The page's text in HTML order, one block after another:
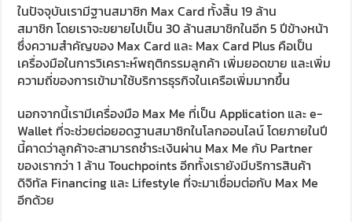
ในปัจจุบันเรามีฐานสมาชิก Max Card ทั้งสิ้น 19 ล้าน
สมาชิกโดยเราจะขยายไปเป็น 30 ล้านสมาชิกในอีก 5 ปีข้างหน้า
ซึ่งความสำคัญของ Max Card และ Max Card Plus คือเป็น
เครื่องมือในการวิเคราะห์พฤติกรรมลูกค้า เพิ่มยอดขาย และเพิ่ม
ความถี่ของการเข้ามาใช้บริการธุรกิจในเครือเพิ่มมากขึ้น
นอกจากนี้เรามีเครื่องมือ Max Me ที่เป็น Application และ e-
Wallet ที่จะช่วยต่อยอดฐานสมาชิกในโลกออนไลน์ โดยภายในปี
นี้คาดว่าลูกค้าจะสามารถชำระเงินผ่าน Max Me กับ Partner
ของเรากว่า 1 ล้าน Touchpoints อีกทั้งเรายังมีบริการสินค้า
ดิจิทัล Financing และ Lifestyle ที่จะมาเชื่อมต่อกับ Max Me
อีกด้วย